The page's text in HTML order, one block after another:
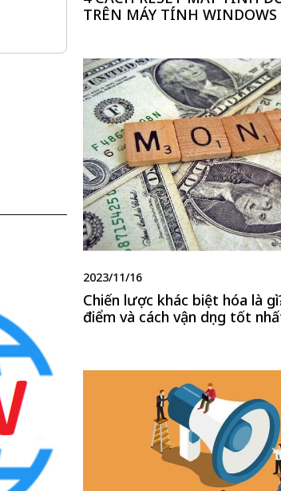
TRÊN MÁY TÍNH WINDOWS
2023/11/16
Chiến lược khác biệt hóa là
điểm và cách vận dụng tốt